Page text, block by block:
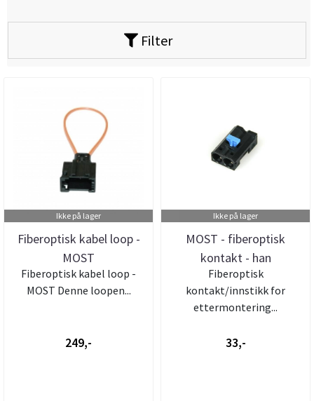
Filter
Ikke på lager
Fiberoptisk kabel loop -
MOST
Fiberoptisk kabel loop -
MOST Denne loopen...
249,-
Ikke på lager
MOST - fiberoptisk
kontakt - han
Fiberoptisk
kontakt/innstikk for
ettermontering...
33,-